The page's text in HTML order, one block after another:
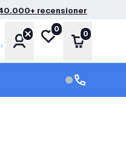
recensioner
KontoMin önskelista
0
Varukorg
0
kundservice
kundservice